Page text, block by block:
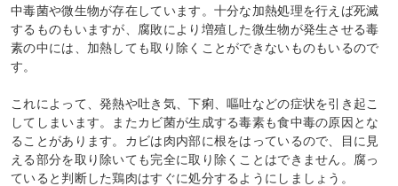
中毒菌や微生物が存在しています。十分な加熱処理を行えば死滅
するものもいますが、腐敗により増殖した微生物が発生させる毒
素の中には、加熱しても取り除くことができないものもいるので
す。
これによって、発熱や吐き気、下痢、嘔吐などの症状を引き起こ
してしまいます。またカビ菌が生成する毒素も食中毒の原因とな
ることがあります。カビは肉内部に根をはっているので、目に見
える部分を取り除いても完全に取り除くことはできません。腐っ
ていると判断した鶏肉はすぐに処分するようにしましょう。